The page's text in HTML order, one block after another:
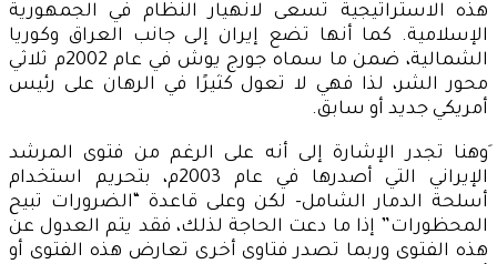
هذه الاستراتيجية تسعى لانهيار النظام في الجمهورية
الإسلامية. كما أنها تضع إيران إلى جانب العراق وكوريا
الشمالية، ضمن ما سماه جورج يوش في عام 2002م ثلاثي
محور الشر، لذا فهي لا تعول كثيرًا في الرهان على رئيس
أمريكي جديد أو سابق.
َوهنا تجدر الإشارة إلى أنه على الرغم من فتوى المرشد
الإيراني التي أصدرها في عام 2003م، بتحريم استخدام
أسلحة الدمار الشامل- لكن وعلى قاعدة “الضرورات تبيح
المحظورات” إذا ما دعت الحاجة لذلك، فقد يتم العدول عن
هذه الفتوى وربما تصدر فتاوى أخرى تعارض هذه الفتوى أو